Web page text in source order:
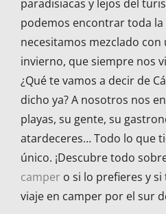
paradisiacas y lejos del
podemos encontrar toda la
necesitamos mezclado con
invierno, que siempre nos
¿Qué te vamos a decir de
dicho ya? A nosotros nos
playas, su gente, su
atardeceres… Todo lo que
único. ¡Descubre todo
camper o si lo prefieres y
viaje en camper por el sur